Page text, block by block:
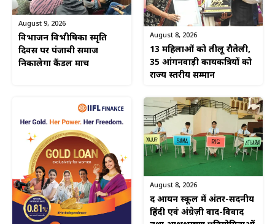
August 9, 2026
विभाजन विभीषिका स्मृति
दिवस पर पंजाबी समाज
निकालेगा कैंडल मार्च
August 8, 2026
13 महिलाओं को तीलू रौतेली,
35 आंगनवाड़ी कार्यकत्रियों को
राज्य स्तरीय सम्मान
August 8, 2026
द आर्यन स्कूल में अंतर-सदनीय
हिंदी एवं अंग्रेज़ी वाद-विवाद